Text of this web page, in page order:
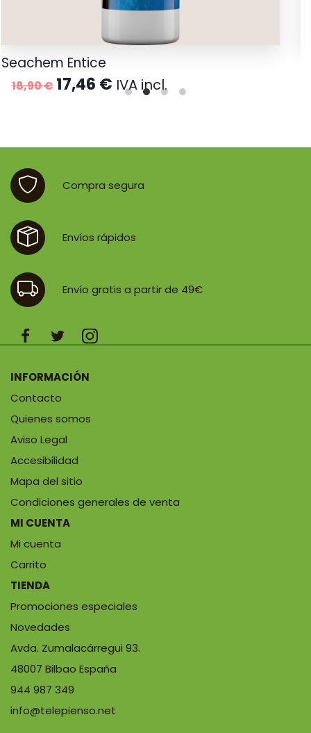
Seachem Entice
18,90€ El
precio
18,90 €.
17,46 €El
precio
17,46 €.
IVA incl.
Compra segura
Envíos rápidos
Envío gratis a partir de 49€
INFORMACIÓN
Contacto
Quienes somos
Aviso Legal
Accesibilidad
Mapa del sitio
Condiciones generales de venta
MI CUENTA
Mi cuenta
Carrito
TIENDA
Promociones especiales
Novedades
Avda. Zumalacárregui 93.
48007 Bilbao España
944 987 349
info@telepienso.net